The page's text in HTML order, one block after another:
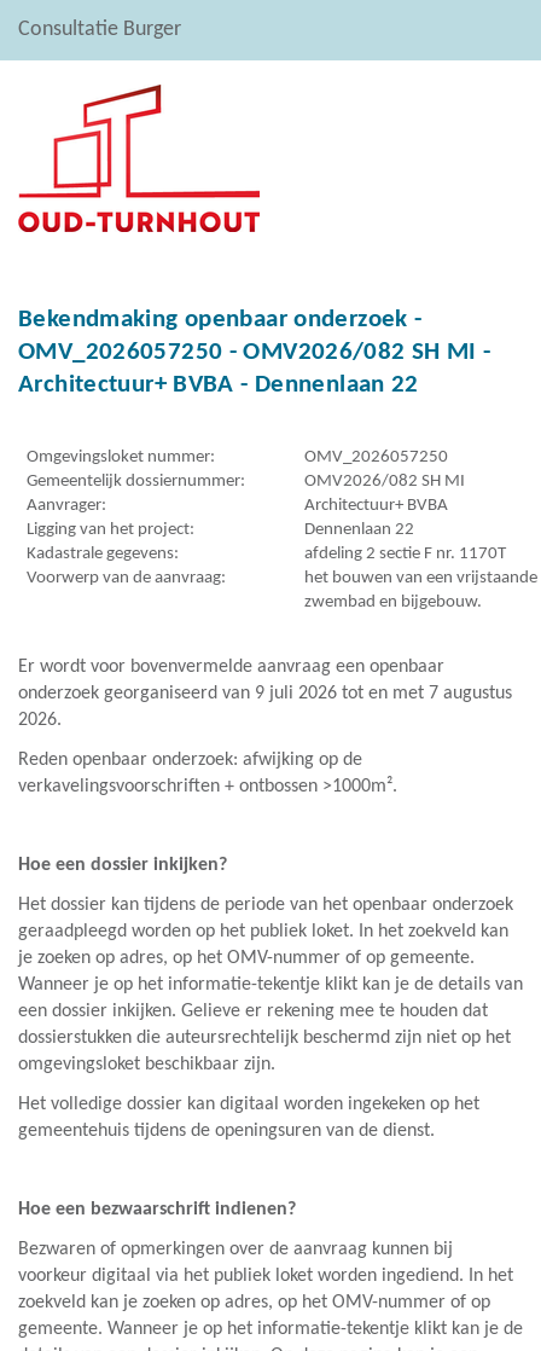
Consultatie Burger
Bekendmaking openbaar onderzoek -
OMV_2026057250 - OMV2026/082 SH MI -
Architectuur+ BVBA - Dennenlaan 22
Omgevingsloket nummer:
OMV_2026057250
Gemeentelijk dossiernummer:
OMV2026/082 SH MI
Aanvrager:
Architectuur+ BVBA
Ligging van het project:
Dennenlaan 22
Kadastrale gegevens:
afdeling 2 sectie F nr. 1170T
Voorwerp van de aanvraag:
het bouwen van een
zwembad en bijgebouw.
Er wordt voor bovenvermelde aanvraag een openbaar
onderzoek georganiseerd van 9 juli 2026 tot en met 7 augustus
2026.
Reden openbaar onderzoek: afwijking op de
verkavelingsvoorschriften + ontbossen >1000m².
Hoe een dossier inkijken?
Het dossier kan tijdens de periode van het openbaar onderzoek
geraadpleegd worden op het publiek loket. In het zoekveld kan
je zoeken op adres, op het OMV-nummer of op gemeente.
Wanneer je op het informatie-tekentje klikt kan je de details van
een dossier inkijken. Gelieve er rekening mee te houden dat
dossierstukken die auteursrechtelijk beschermd zijn niet op het
omgevingsloket beschikbaar zijn.
Het volledige dossier kan digitaal worden ingekeken op het
gemeentehuis tijdens de openingsuren van de dienst.
Hoe een bezwaarschrift indienen?
Bezwaren of opmerkingen over de aanvraag kunnen bij
voorkeur digitaal via het publiek loket worden ingediend. In het
zoekveld kan je zoeken op adres, op het OMV-nummer of op
gemeente. Wanneer je op het informatie-tekentje klikt kan je de